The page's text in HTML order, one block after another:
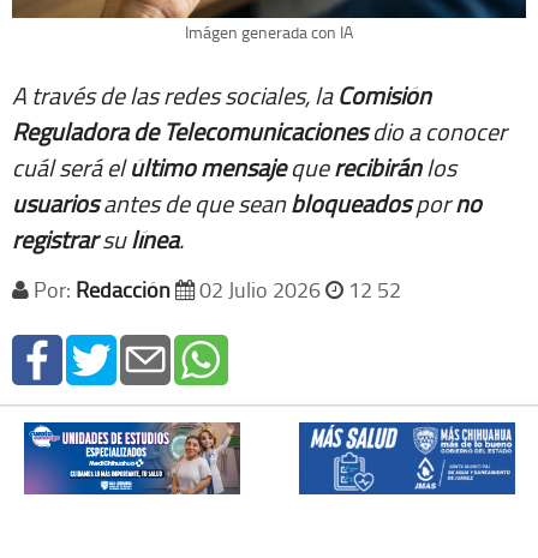
Imágen generada con IA
A través de las redes sociales, laComisión
Reguladora de Telecomunicacionesdio a conocer
cuál será elúltimomensajequerecibiránlos
usuariosantes de que seanbloqueadosporno
registrarsulínea.
Por: Redacción 02 Julio 2026 12 52